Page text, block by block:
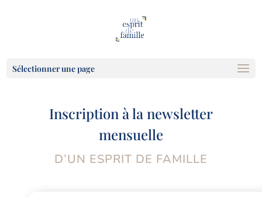
Sélectionner une page
Inscription à la newsletter
mensuelle
D’UN ESPRIT DE FAMILLE